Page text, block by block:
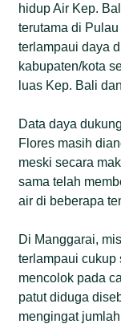
hidup Air Kep.
terutama di
terlampaui daya
kabupaten/kota
luas Kep. Bali
Data daya
Flores masih
meski secara
sama telah
air di beberapa
Di Manggarai,
terlampaui cukup
mencolok pada
patut diduga
mengingat